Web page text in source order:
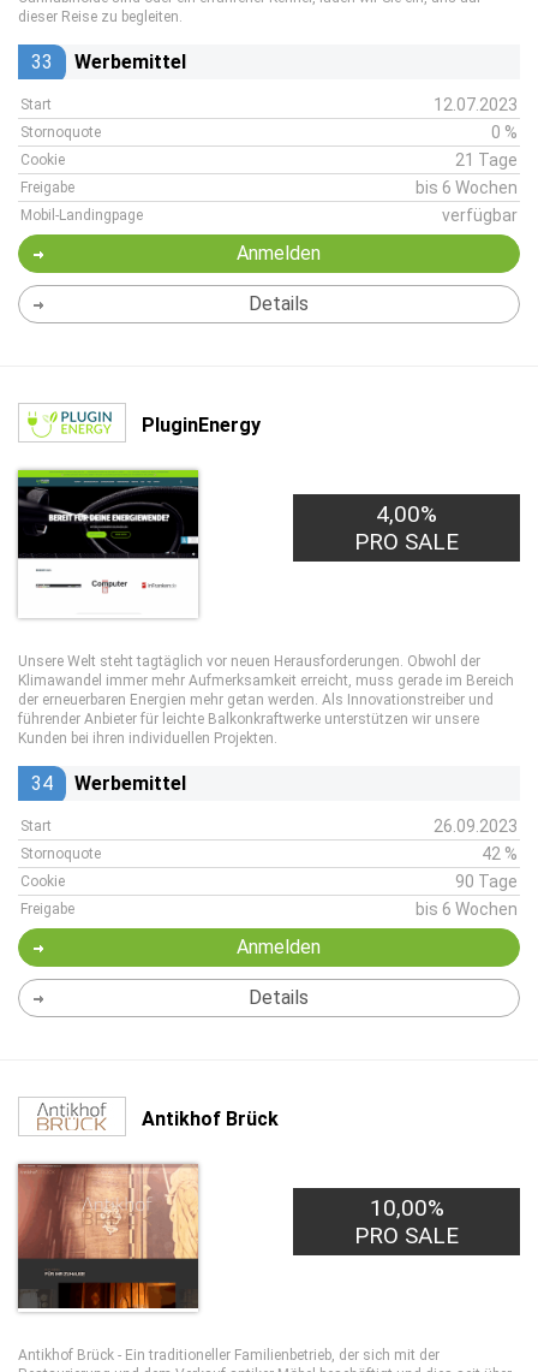
dieser Reise zu begleiten.
33 Werbemittel
Start 12.07.2023
Stornoquote 0 %
Cookie 21 Tage
Freigabe bis 6 Wochen
Mobil-Landingpage verfügbar
Anmelden
Details
PluginEnergy
4,00%
PRO SALE
Unsere Welt steht tagtäglich vor neuen Herausforderungen. Obwohl der
Klimawandel immer mehr Aufmerksamkeit erreicht, muss gerade im Bereich
der erneuerbaren Energien mehr getan werden. Als Innovationstreiber und
führender Anbieter für leichte Balkonkraftwerke unterstützen wir unsere
Kunden bei ihren individuellen Projekten.
34 Werbemittel
Start 26.09.2023
Stornoquote 42 %
Cookie 90 Tage
Freigabe bis 6 Wochen
Anmelden
Details
Antikhof Brück
10,00%
PRO SALE
Antikhof Brück - Ein traditioneller Familienbetrieb, der sich mit der